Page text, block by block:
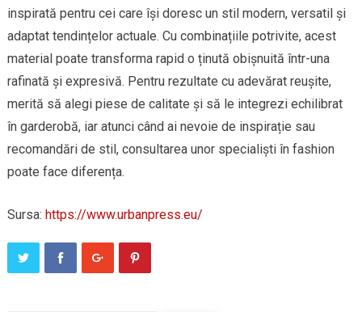
inspirată pentru cei care își doresc un stil modern, versatil și
adaptat tendințelor actuale. Cu combinațiile potrivite, acest
material poate transforma rapid o ținută obișnuită într-una
rafinată și expresivă. Pentru rezultate cu adevărat reușite,
merită să alegi piese de calitate și să le integrezi echilibrat
în garderobă, iar atunci când ai nevoie de inspirație sau
recomandări de stil, consultarea unor specialiști în fashion
poate face diferența.
Sursa: https://www.urbanpress.eu/